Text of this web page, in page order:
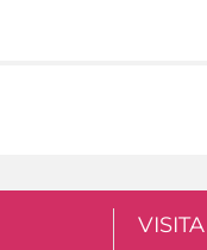
VISITA